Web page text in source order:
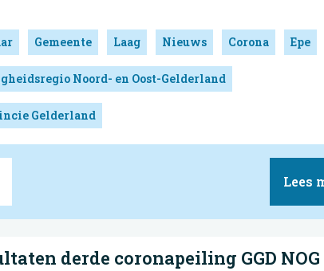
Gemeente Laag Nieuws Corona Epe
Noord- en Oost-Gelderland
Gelderland
Lees
derde coronapeiling GGD NOG